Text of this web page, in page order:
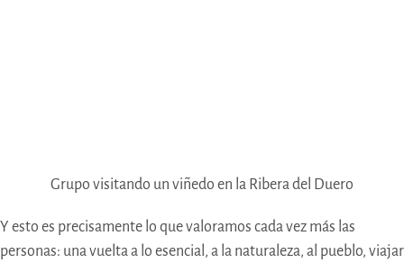
Grupo visitando un viñedo en la Ribera del Duero
Y esto es precisamente lo que valoramos cada vez más las
personas: una vuelta a lo esencial, a la naturaleza, al pueblo, viajar